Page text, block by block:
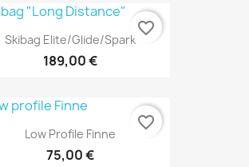
Skibag Elite/Glide/Spark
189,00 €
favorite_border
Low Profile Finne
75,00 €
favorite_border